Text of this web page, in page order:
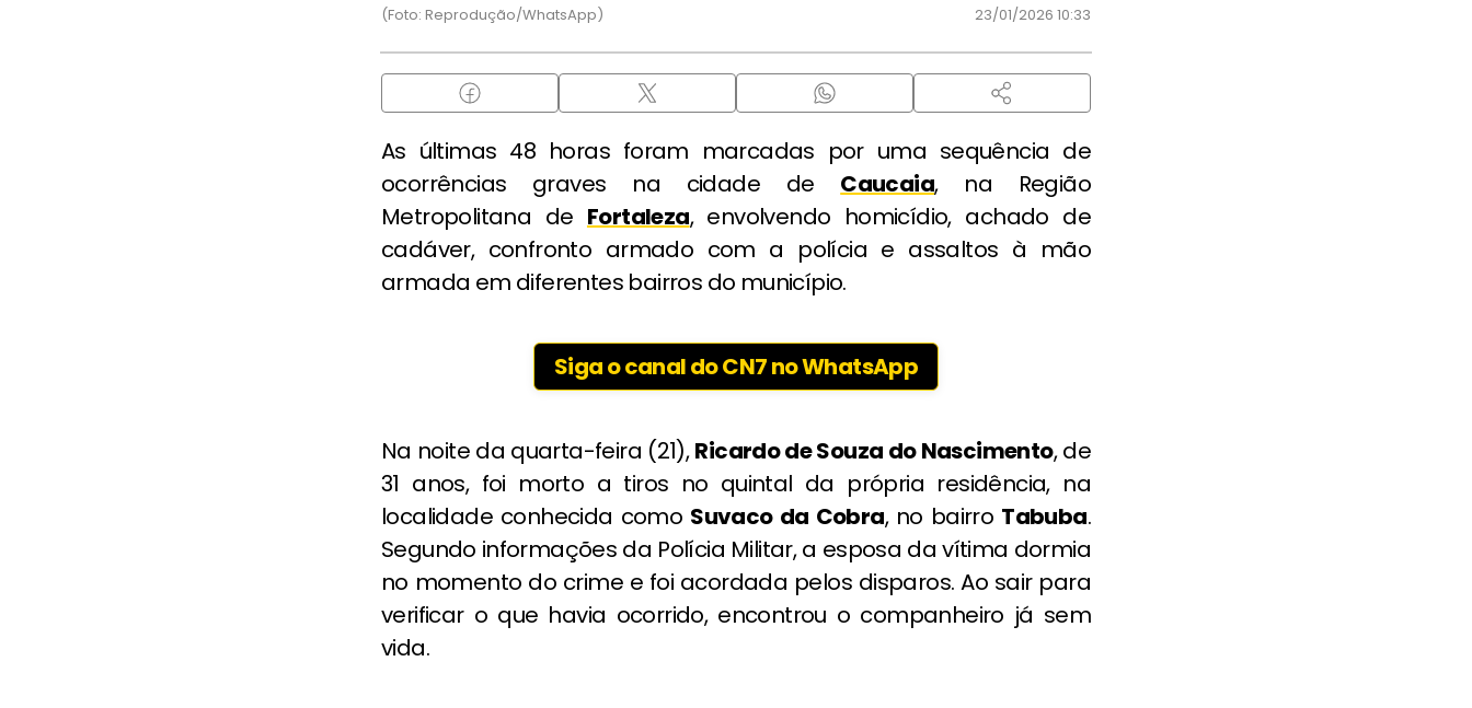
(Foto: Reprodução/WhatsApp) 23/01/2026 10:33
As últimas 48 horas foram marcadas por uma sequência de
ocorrências graves na cidade de Caucaia, na Região
Metropolitana de Fortaleza, envolvendo homicídio, achado de
cadáver, confronto armado com a polícia e assaltos à mão
armada em diferentes bairros do município.
Siga o canal do CN7 no WhatsApp
Na noite da quarta-feira (21),Ricardo de Souza do Nascimento, de
31 anos, foi morto a tiros no quintal da própria residência, na
localidade conhecida como Suvaco da Cobra, no bairro Tabuba.
Segundo informações da Polícia Militar, a esposa da vítima dormia
no momento do crime e foi acordada pelos disparos. Ao sair para
verificar o que havia ocorrido, encontrou o companheiro já sem
vida.